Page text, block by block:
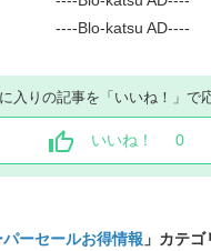
----Blo-katsu AD----
入りの記事を「いいね！」で
いいね！ 0
ーセールお得情報 」カテ